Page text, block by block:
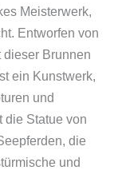
Meisterwerk,
Entworfen von
dieser Brunnen
ein Kunstwerk,
und
die Statue von
die
und